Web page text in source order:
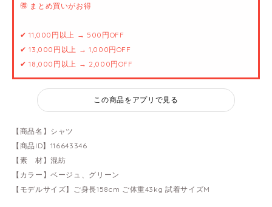
🉐 まとめ買いがお得
✔ 11,000円以上 → 500円OFF
✔ 13,000円以上 → 1,000円OFF
✔ 18,000円以上 → 2,000円OFF
この商品をアプリで見る
【商品名】シャツ
【商品ID】116643346
【素 材】混紡
【カラー】ベージュ、グリーン
【モデルサイズ】ご身長158cm ご体重43kg 試着サイズM